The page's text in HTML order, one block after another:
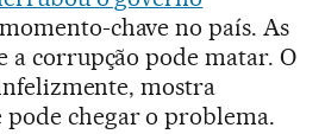
chave no país. As
a corrupção pode matar. O
mostra
chegar o problema.